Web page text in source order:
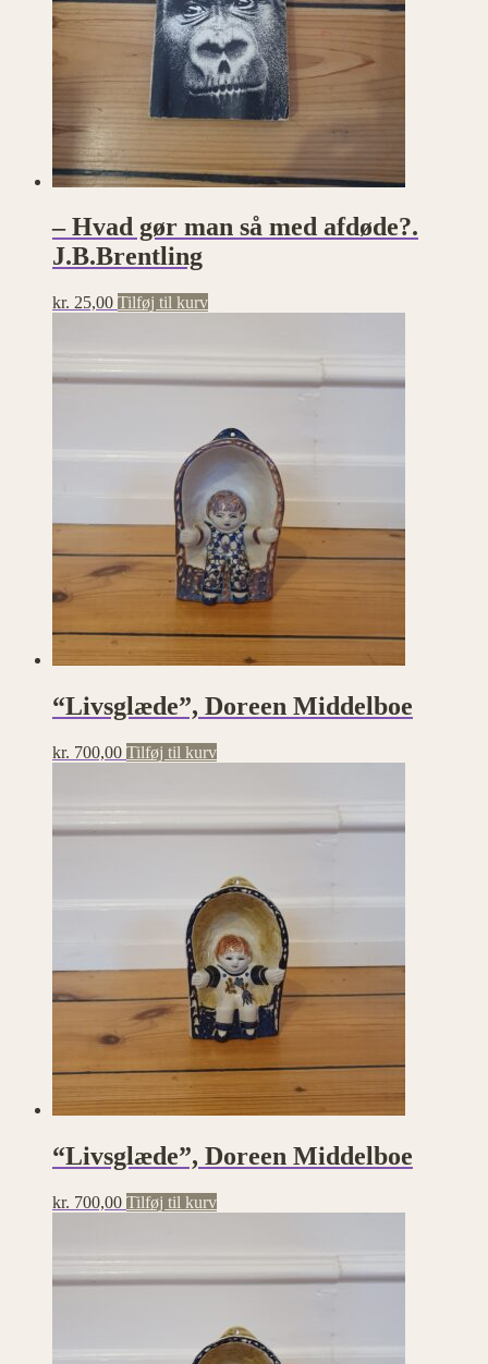
– Hvad gør man så med afdøde?.
J.B.Brentling
kr. 25,00 Tilføj til kurv
“Livsglæde”, Doreen Middelboe
kr. 700,00 Tilføj til kurv
“Livsglæde”, Doreen Middelboe
kr. 700,00 Tilføj til kurv